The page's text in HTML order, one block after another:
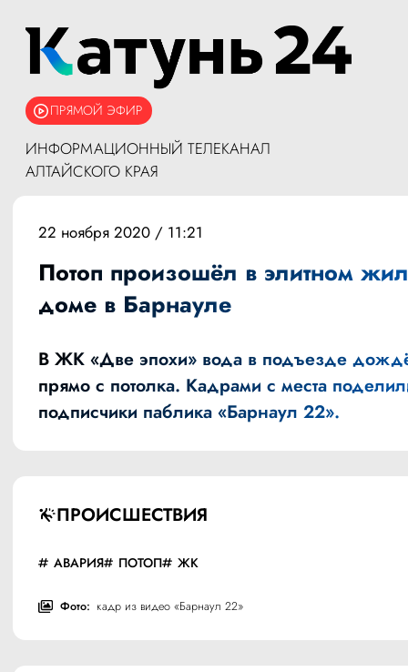
ПРЯМОЙ ЭФИР
ИНФОРМАЦИОННЫЙ ТЕЛЕКАНАЛ
АЛТАЙСКОГО КРАЯ
ПРОИСШЕСТВИЯ
АВАРИЯ ПОТОП ЖК
Фото: кадр из видео «Барнаул 22»
22 ноября 2020 / 11:21
Потоп произошёл в элитном
доме в Барнауле
В ЖК «Две эпохи» вода в подъезде
прямо с потолка. Кадрами с места
подписчики паблика «Барнаул 22».